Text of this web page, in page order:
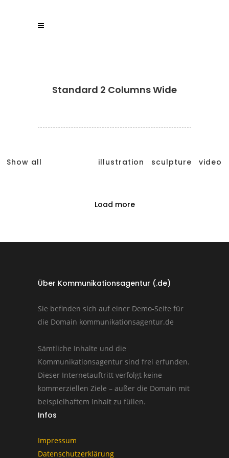
Standard 2 Columns Wide
Show all illustration sculpture video
Load more
Über Kommunikationsagentur (.de)
Sie befinden sich auf einer Demo-Seite für
die Domain kommunikationsagentur.de
Sämtliche Inhalte und die
Kommunikationsagentur sind frei erfunden.
Dieser Internetauftritt verfolgt keine
kommerziellen Ziele – außer die Domain mit
beispielhaftem Inhalt zu füllen.
Infos
Impressum
Datenschutzerklärung